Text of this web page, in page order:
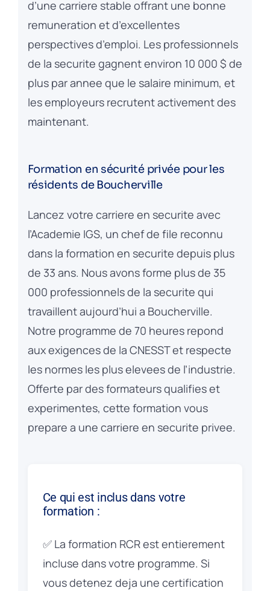
d’une carriere stable offrant une bonne
remuneration et d’excellentes
perspectives d’emploi. Les professionnels
de la securite gagnent environ 10 000 $ de
plus par annee que le salaire minimum, et
les employeurs recrutent activement des
maintenant.
Formation en sécurité privée pour les
résidents de Boucherville
Lancez votre carriere en securite avec
l’Academie IGS, un chef de file reconnu
dans la formation en securite depuis plus
de 33 ans. Nous avons forme plus de 35
000 professionnels de la securite qui
travaillent aujourd’hui a Boucherville.
Notre programme de 70 heures repond
aux exigences de la CNESST et respecte
les normes les plus elevees de l’industrie.
Offerte par des formateurs qualifies et
experimentes, cette formation vous
prepare a une carriere en securite privee.
Ce qui est inclus dans votre
formation :
✅ La formation RCR est entierement
incluse dans votre programme. Si
vous detenez deja une certification